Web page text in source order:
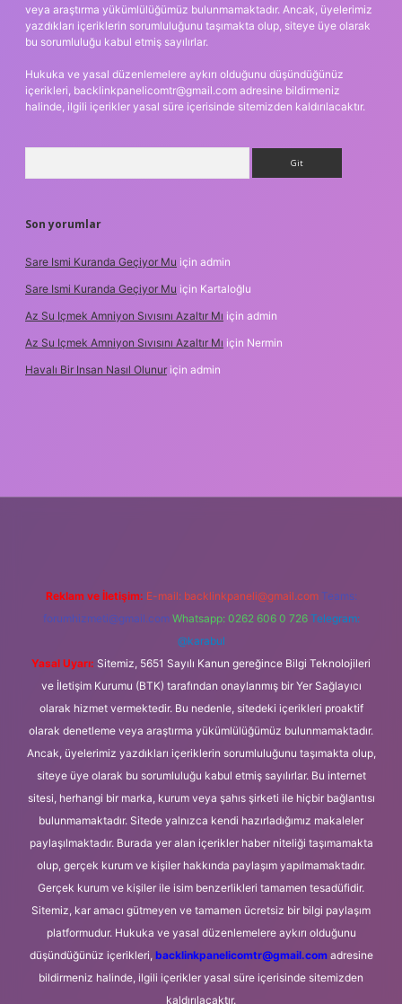
veya araştırma yükümlülüğümüz bulunmamaktadır. Ancak, üyelerimiz
yazdıkları içeriklerin sorumluluğunu taşımakta olup, siteye üye olarak
bu sorumluluğu kabul etmiş sayılırlar.
Hukuka ve yasal düzenlemelere aykırı olduğunu düşündüğünüz
içerikleri, backlinkpanelicomtr@gmail.com adresine bildirmeniz
halinde, ilgili içerikler yasal süre içerisinde sitemizden kaldırılacaktır.
Son yorumlar
Sare Ismi Kuranda Geçiyor Mu için admin
Sare Ismi Kuranda Geçiyor Mu için Kartaloğlu
Az Su Içmek Amniyon Sıvısını Azaltır Mı için admin
Az Su Içmek Amniyon Sıvısını Azaltır Mı için Nermin
Havalı Bir Insan Nasıl Olunur için admin
Reklam ve İletişim: E-mail: backlinkpaneli@gmail.com Teams:
forumhizmeti@gmail.com Whatsapp: 0262 606 0 726 Telegram:
@karabul
Yasal Uyarı: Sitemiz, 5651 Sayılı Kanun gereğince Bilgi Teknolojileri
ve İletişim Kurumu (BTK) tarafından onaylanmış bir Yer Sağlayıcı
olarak hizmet vermektedir. Bu nedenle, sitedeki içerikleri proaktif
olarak denetleme veya araştırma yükümlülüğümüz bulunmamaktadır.
Ancak, üyelerimiz yazdıkları içeriklerin sorumluluğunu taşımakta olup,
siteye üye olarak bu sorumluluğu kabul etmiş sayılırlar. Bu internet
sitesi, herhangi bir marka, kurum veya şahıs şirketi ile hiçbir bağlantısı
bulunmamaktadır. Sitede yalnızca kendi hazırladığımız makaleler
paylaşılmaktadır. Burada yer alan içerikler haber niteliği taşımamakta
olup, gerçek kurum ve kişiler hakkında paylaşım yapılmamaktadır.
Gerçek kurum ve kişiler ile isim benzerlikleri tamamen tesadüfidir.
Sitemiz, kar amacı gütmeyen ve tamamen ücretsiz bir bilgi paylaşım
platformudur. Hukuka ve yasal düzenlemelere aykırı olduğunu
düşündüğünüz içerikleri, backlinkpanelicomtr@gmail.comadresine
bildirmeniz halinde, ilgili içerikler yasal süre içerisinde sitemizden
kaldırılacaktır.